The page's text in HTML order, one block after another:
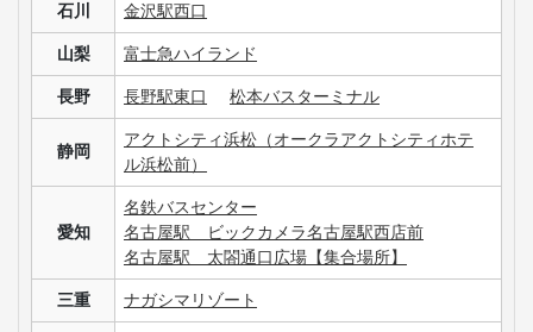
石川 金沢駅西口
山梨 富士急ハイランド
長野 長野駅東口 松本バスターミナル
静岡
アクトシティ浜松（オークラアクトシティホテ
ル浜松前）
愛知
名鉄バスセンター
名古屋駅 ビックカメラ名古屋駅西店前
名古屋駅 太閤通口広場【集合場所】
三重 ナガシマリゾート